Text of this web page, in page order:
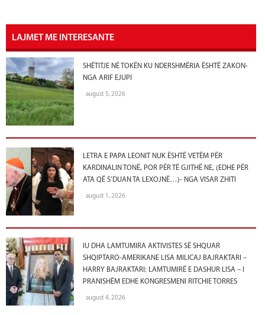
LAJMET ME INTERESANTE
SHËTITJE NË TOKËN KU NDERSHMËRIA ËSHTË ZAKON-
NGA ARIF EJUPI
august 5, 2026
LETRA E PAPA LEONIT NUK ËSHTË VETËM PËR
KARDINALIN TONË, POR PËR TË GJITHË NE, (EDHE PËR
ATA QË S’DUAN TA LEXOJNË…)- NGA VISAR ZHITI
august 1, 2026
IU DHA LAMTUMIRA AKTIVISTES SË SHQUAR
SHQIPTARO-AMERIKANE LISA MILICAJ BAJRAKTARI –
HARRY BAJRAKTARI: LAMTUMIRË E DASHUR LISA – I
PRANISHËM EDHE KONGRESMENI RITCHIE TORRES
august 4, 2026